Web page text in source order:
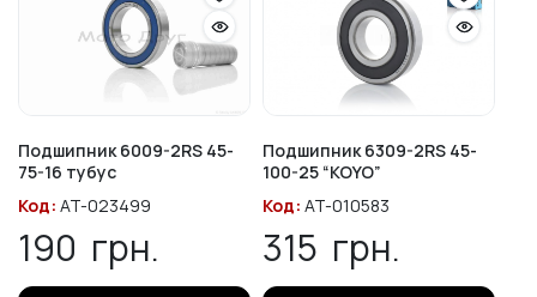
Подшипник 6009-2RS 45-
75-16 тубус
Код: AT-023499
190 грн.
Подшипник 6309-2RS 45-
100-25 “KOYO”
Код: AT-010583
315 грн.